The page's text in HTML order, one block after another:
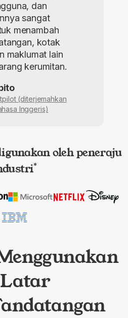
dan
sangat
menambah
kotak
maklumat lain
kerumitan.
(diterjemahkan
Inggeris)
oleh peneraju
*
Latar